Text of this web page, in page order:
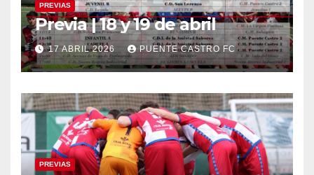
PREVIAS
Previa | 18 y 19 de abril
17 ABRIL 2026 PUENTE CASTRO FC
PREVIAS